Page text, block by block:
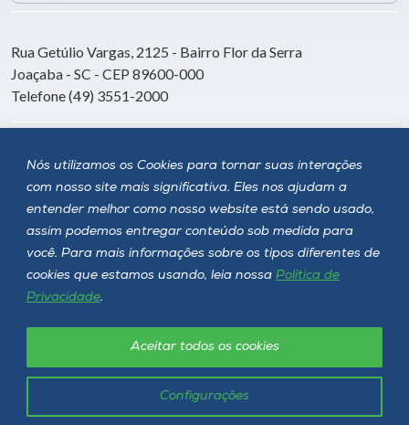
Nós utilizamos os Cookies para tornar suas interações
com nosso site mais significativa. Eles nos ajudam a
entender melhor como nosso website está sendo usado,
assim podemos entregar conteúdo sob medida para
você. Para mais informações sobre os tipos diferentes de
cookies que estamos usando, leia nossa Política de
Privacidade.
Configurações
Aceitar todos os cookies
Rua Getúlio Vargas, 2125 - Bairro Flor da Serra
Joaçaba - SC - CEP 89600-000
Telefone (49) 3551-2000
Siga a Unoesc
Unoesc © 2026 - Todos os direitos reservados
Política de privacidade LGPD